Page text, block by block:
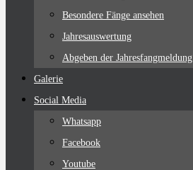
Besondere Fänge ansehen
Jahresauswertung
Abgeben der Jahresfangmeldung
Galerie
Social Media
Whatsapp
Facebook
Youtube